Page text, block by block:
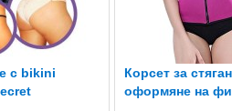
с bikini
Корсет за
оформяне на